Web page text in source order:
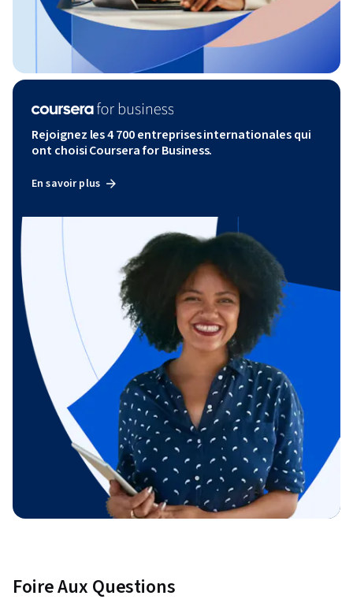
Rejoignez les 4 700 entreprises internationales qui
ont choisi Coursera for Business.
En savoir plus
Foire Aux Questions